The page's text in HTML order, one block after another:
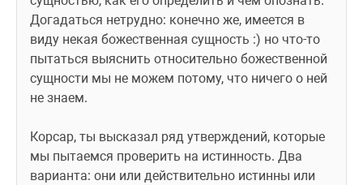
Догадаться нетрудно: конечно же, имеется в
виду некая божественная сущность :) но что-то
пытаться выяснить относительно божественной
сущности мы не можем потому, что ничего о ней
не знаем.
Корсар, ты высказал ряд утверждений, которые
мы пытаемся проверить на истинность. Два
варианта: они или действительно истинны или